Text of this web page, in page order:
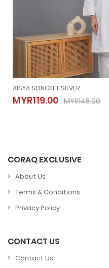
AISYA SONGKET SILVER
MYR119.00 MYR145.00
AISYA SONGKET SILVER
MYR119.00 MYR145.00
CORAQ EXCLUSIVE
About Us
Terms & Conditions
Privacy Policy
CONTACT US
Contact Us